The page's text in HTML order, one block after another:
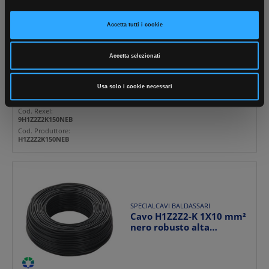
Accetta tutti i cookie
Accetta selezionati
Usa solo i cookie necessari
Cavo solare H1Z2Z2-K
1x150 mm² bobina per
impianti fotovoltaici a...
Cod. Rexel:
9H1Z2Z2K150NEB
Cod. Produttore:
H1Z2Z2K150NEB
SPECIALCAVI BALDASSARI
Cavo H1Z2Z2-K 1X10 mm²
nero robusto alta